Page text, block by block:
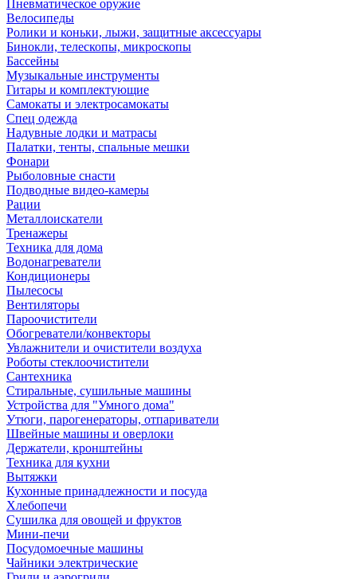
Пневматическое оружие
Велосипеды
Ролики и коньки, лыжи, защитные аксессуары
Бинокли, телескопы, микроскопы
Бассейны
Музыкальные инструменты
Гитары и комплектующие
Самокаты и электросамокаты
Спец одежда
Надувные лодки и матрасы
Палатки, тенты, спальные мешки
Фонари
Рыболовные снасти
Подводные видео-камеры
Рации
Металлоискатели
Тренажеры
Техника для дома
Водонагреватели
Кондиционеры
Пылесосы
Вентиляторы
Пароочистители
Обогреватели/конвекторы
Увлажнители и очистители воздуха
Роботы стеклоочистители
Сантехника
Стиральные, сушильные машины
Устройства для "Умного дома"
Утюги, парогенераторы, отпариватели
Швейные машины и оверлоки
Держатели, кронштейны
Техника для кухни
Вытяжки
Кухонные принадлежности и посуда
Хлебопечи
Сушилка для овощей и фруктов
Мини-печи
Посудомоечные машины
Чайники электрические